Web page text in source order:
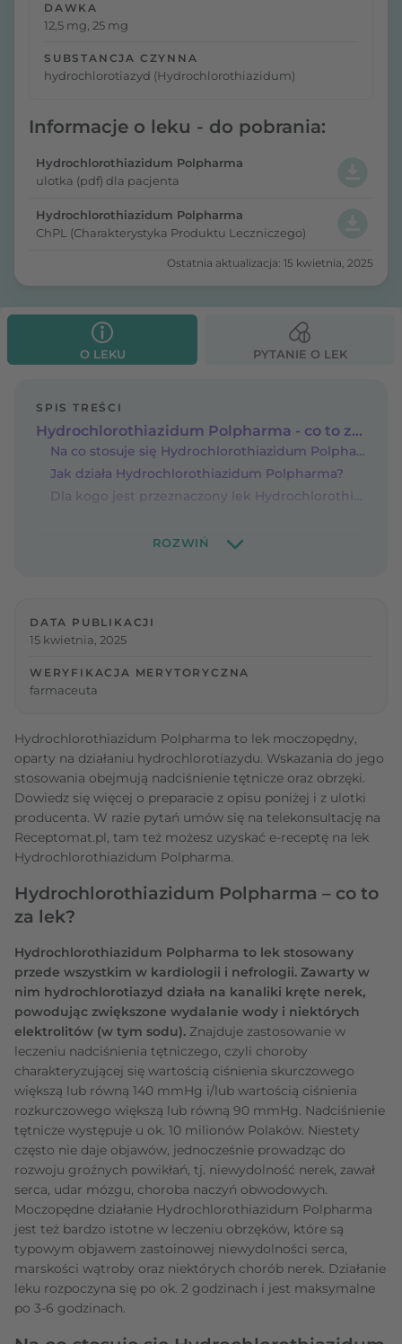
DAWKA
12,5 mg, 25 mg
SUBSTANCJA CZYNNA
hydrochlorotiazyd (Hydrochlorothiazidum)
Informacje o leku - do pobrania:
Hydrochlorothiazidum Polpharma
ulotka (pdf) dla pacjenta
Hydrochlorothiazidum Polpharma
ChPL (Charakterystyka Produktu Leczniczego)
Ostatnia aktualizacja: 15 kwietnia, 2025
O LEKU PYTANIE O LEK
SPIS TREŚCI
Hydrochlorothiazidum Polpharma - co to za lek?
Na co stosuje się Hydrochlorothiazidum Polpharma?
Jak działa Hydrochlorothiazidum Polpharma?
Dla kogo jest przeznaczony lek Hydrochlorothiazidum Polpharma?
DATA PUBLIKACJI
15 kwietnia, 2025
WERYFIKACJA MERYTORYCZNA
farmaceuta
Hydrochlorothiazidum Polpharma to lek moczopędny,
oparty na działaniu hydrochlorotiazydu. Wskazania do jego
stosowania obejmują nadciśnienie tętnicze oraz obrzęki.
Dowiedz się więcej o preparacie z opisu poniżej i z ulotki
producenta. W razie pytań umów się na telekonsultację na
Receptomat.pl, tam też możesz uzyskać e-receptę na lek
Hydrochlorothiazidum Polpharma.
Hydrochlorothiazidum Polpharma – co to
za lek?
Hydrochlorothiazidum Polpharma to lek stosowany
przede wszystkim w kardiologii i nefrologii. Zawarty w
nim hydrochlorotiazyd działa na kanaliki kręte nerek,
powodując zwiększone wydalanie wody i niektórych
elektrolitów (w tym sodu). Znajduje zastosowanie w
leczeniu nadciśnienia tętniczego, czyli choroby
charakteryzującej się wartością ciśnienia skurczowego
większą lub równą 140 mmHg i/lub wartością ciśnienia
rozkurczowego większą lub równą 90 mmHg. Nadciśnienie
tętnicze występuje u ok. 10 milionów Polaków. Niestety
często nie daje objawów, jednocześnie prowadząc do
rozwoju groźnych powikłań, tj. niewydolność nerek, zawał
serca, udar mózgu, choroba naczyń obwodowych.
Moczopędne działanie Hydrochlorothiazidum Polpharma
jest też bardzo istotne w leczeniu obrzęków, które są
typowym objawem zastoinowej niewydolności serca,
marskości wątroby oraz niektórych chorób nerek. Działanie
leku rozpoczyna się po ok. 2 godzinach i jest maksymalne
po 3-6 godzinach.